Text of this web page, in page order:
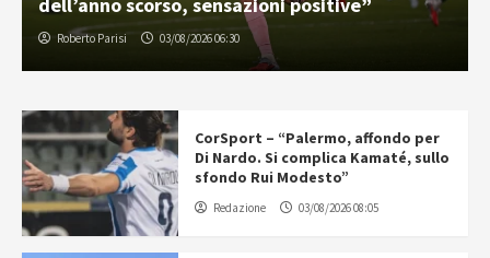
Roberto Parisi 03/08/2026 06:30
CorSport – “Palermo, affondo per
Di Nardo. Si complica Kamaté, sullo
sfondo Rui Modesto”
Redazione 03/08/2026 08:05